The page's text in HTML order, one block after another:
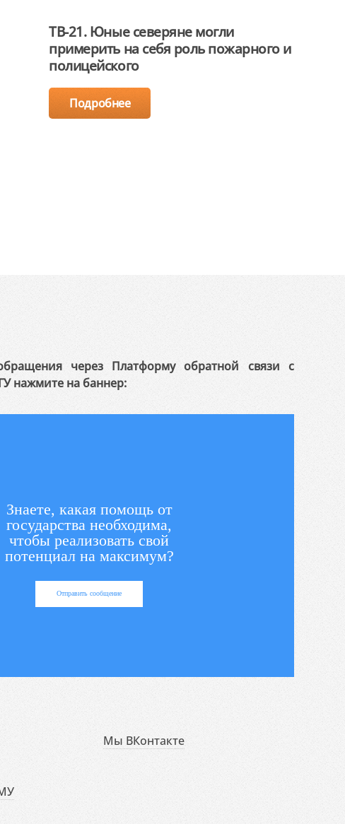
ТВ-21. Юные северяне могли
примерить на себя роль пожарного и
полицейского
Подробнее
через Платформу обратной связи с
нажмите на баннер:
Знаете, какая помощь от
государства необходима,
чтобы реализовать свой
потенциал на максимум?
Отправить сообщение
Мы ВКонтакте